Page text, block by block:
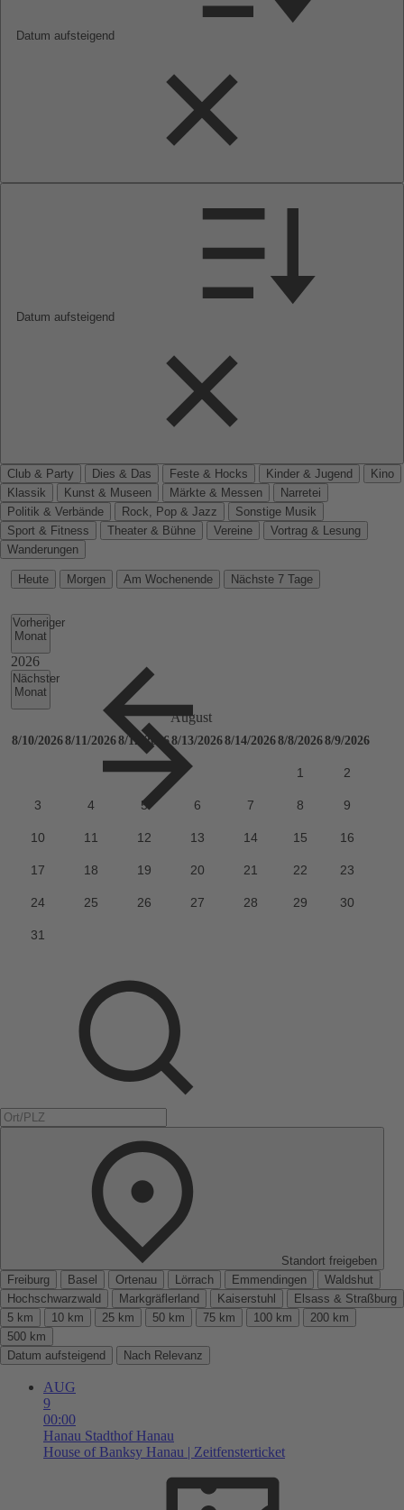
Datum aufsteigend
Datum aufsteigend
Club & Party Dies & Das Feste & Hocks Kinder & Jugend
Kino
Klassik
Kunst & Museen Märkte & Messen
Narretei
Politik & Verbände
Rock, Pop & Jazz
Sonstige Musik
Sport & Fitness
Theater & Bühne Vereine
Vortrag & Lesung
Wanderungen
Heute Morgen Am Wochenende Nächste 7 Tage
Vorheriger
Monat
Nächster
Monat
Standort freigeben
Freiburg
Basel Ortenau Lörrach Emmendingen
Waldshut
Hochschwarzwald
Markgräflerland Kaiserstuhl
Elsass & Straßburg
5 km
10 km 25 km 50 km 75 km 100 km
200 km
500 km
Datum aufsteigend
Nach Relevanz
AUG
9
00:00
Hanau Stadthof Hanau
House of Banksy Hanau | Zeitfensterticket